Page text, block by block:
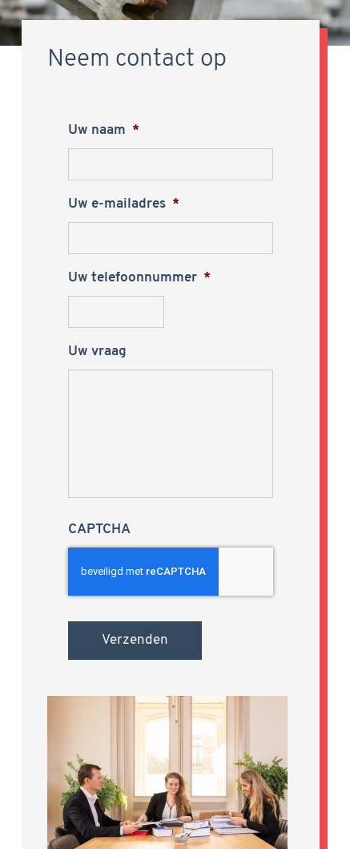
Neem contact op
Uw naam *
Uw e-mailadres *
Uw telefoonnummer *
Uw vraag
CAPTCHA
Verzenden